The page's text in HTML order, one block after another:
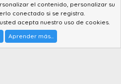
2010-2022 XenForo Ltd.
- Premium XF2 Addons
el contenido, personalizar su
conectado si se registra.
acepta nuestro uso de cookies.
Aprender más...